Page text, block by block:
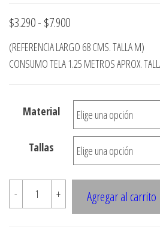
$3.290- $7.900Rango
de
precios:
$3.290
hasta
$7.900
(REFERENCIA LARGO 68 CMS. TALLA M)
CONSUMO TELA 1.25 METROS APROX.
Material
Tallas
- + Agregar al carrito